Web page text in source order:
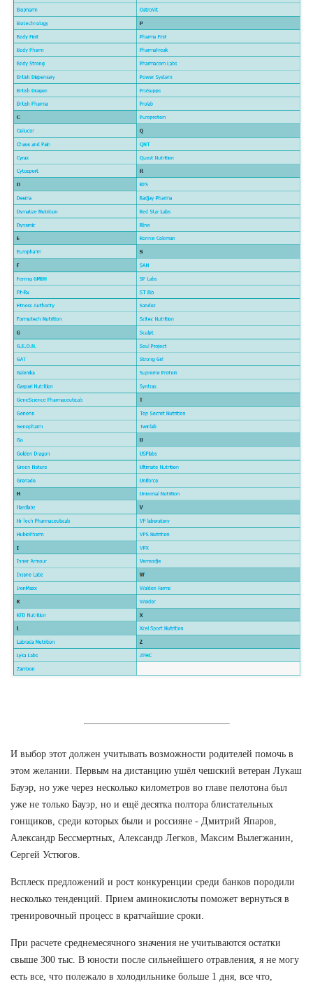
И выбор этот должен учитывать возможности родителей помочь в
этом желании. Первым на дистанцию ушёл чешский ветеран Лукаш
Бауэр, но уже через несколько километров во главе пелотона был
уже не только Бауэр, но и ещё десятка полтора блистательных
гонщиков, среди которых были и россияне - Дмитрий Япаров,
Александр Бессмертных, Александр Легков, Максим Вылегжанин,
Сергей Устюгов.
Всплеск предложений и рост конкуренции среди банков породили
несколько тенденций. Прием аминокислоты поможет вернуться в
тренировочный процесс в кратчайшие сроки.
При расчете среднемесячного значения не учитываются остатки
свыше 300 тыс. В юности после сильнейшего отравления, я не могу
есть все, что полежало в холодильнике больше 1 дня, все что,